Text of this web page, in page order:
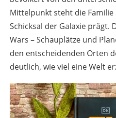
Mittelpunkt steht die Familie
Schicksal der Galaxie prägt.
Wars – Schauplätze und
den entscheidenden Orten
deutlich, wie viel eine Welt